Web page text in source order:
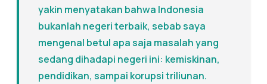
yakin menyatakan bahwa Indonesia
bukanlah negeri terbaik, sebab saya
mengenal betul apa saja masalah yang
sedang dihadapi negeri ini: kemiskinan,
pendidikan, sampai korupsi triliunan.